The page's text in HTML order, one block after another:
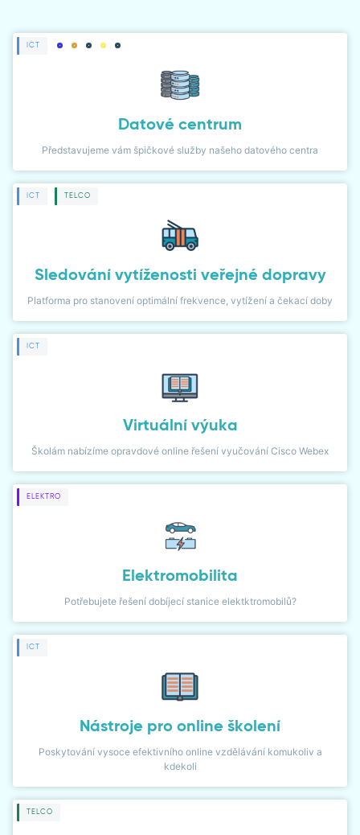
NOVINKY
KONTAKT
KLIENTSKÁ ZÓNA
ICT
Datové centrum
Představujeme vám špičkové služby našeho datového centra
ICT TELCO
Sledování vytíženosti veřejné dopravy
Platforma pro stanovení optimální frekvence, vytížení a čekací doby
ICT
Virtuální výuka
Školám nabízíme opravdové online řešení vyučování Cisco Webex
ELEKTRO
Elektromobilita
Potřebujete řešení dobíjecí stanice elektktromobilů?
ICT
Nástroje pro online školení
Poskytování vysoce efektivního online vzdělávání komukoliv a
kdekoli
TELCO